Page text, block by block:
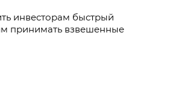
инвесторам быстрый
принимать взвешенные